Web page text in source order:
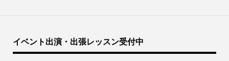
イベント出演・出張レッスン受付中